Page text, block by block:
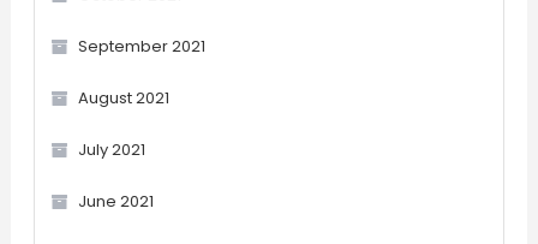
September 2021
August 2021
July 2021
June 2021